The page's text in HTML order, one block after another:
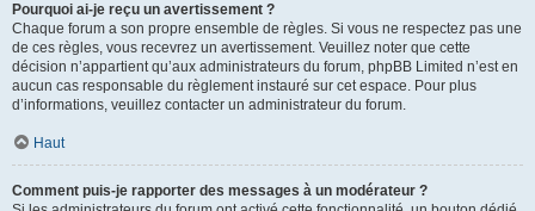
Pourquoi ai-je reçu un avertissement ?
Chaque forum a son propre ensemble de règles. Si vous ne respectez pas une
de ces règles, vous recevrez un avertissement. Veuillez noter que cette
décision n’appartient qu’aux administrateurs du forum, phpBB Limited n’est en
aucun cas responsable du règlement instauré sur cet espace. Pour plus
d’informations, veuillez contacter un administrateur du forum.
Haut
Comment puis-je rapporter des messages à un modérateur ?